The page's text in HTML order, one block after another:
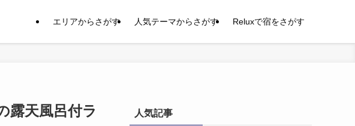
エリアからさがす 人気テーマからさがす Reluxで宿をさがす
天風呂付ラ
人気記事